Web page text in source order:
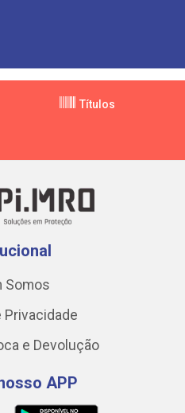
Títulos
Somos
Privacidade
e Devolução
APP